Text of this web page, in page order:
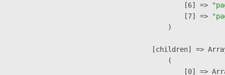
                    [6] =>
                    [7] =>
                )
[children] =>
                (
[0] =>